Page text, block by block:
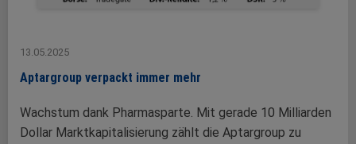
13.05.2025
Aptargroup verpackt immer mehr
Wachstum dank Pharmasparte. Mit gerade 10 Milliarden
Dollar Marktkapitalisierung zählt die Aptargroup zu